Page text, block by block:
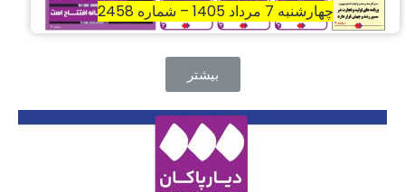
چهارشنبه 7 مرداد 1405 – شماره 2458
بیشتر